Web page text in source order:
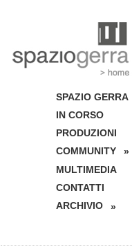
SPAZIO GERRA
IN CORSO
PRODUZIONI
COMMUNITY
»
MULTIMEDIA
CONTATTI
ARCHIVIO
»